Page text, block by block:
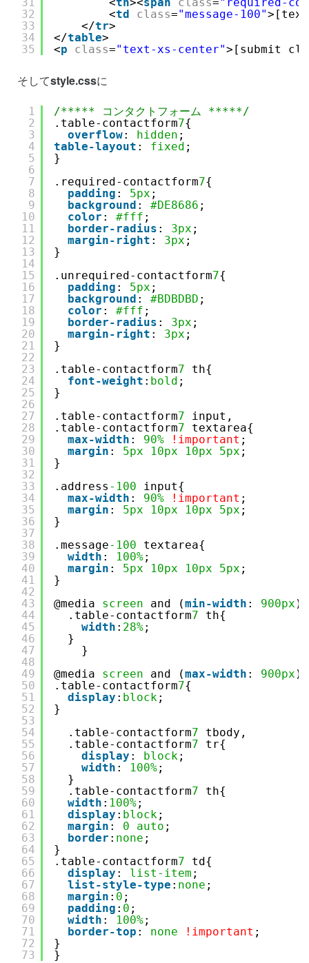
31
32
33
34
35
<th><span class="required-
<td class="message-100"
</tr>
</table>
<p class="text-xs-center">[submit
そしてstyle.cssに
1
2
3
4
5
6
7
8
9
10
11
12
13
14
15
16
17
18
19
20
21
22
23
24
25
26
27
28
29
30
31
32
33
34
35
36
37
38
39
40
41
42
43
44
45
46
47
48
49
50
51
52
53
54
55
56
57
58
59
60
61
62
63
64
65
66
67
68
69
70
71
72
73
/***** コンタクトフォーム *****/
.table-contactform7{
overflow: hidden ;
table-layout : fixed ;
}
.required-contactform7{
padding : 5px ;
background : #DE8686 ;
color : #fff ;
border-radius : 3px ;
margin-right : 3px ;
}
.unrequired-contactform7{
padding : 5px ;
background : #BDBDBD ;
color : #fff ;
border-radius : 3px ;
margin-right : 3px ;
}
.table-contactform7
th{
font-weight : bold ;
}
.table-contactform7
input,
.table-contactform7
textarea{
max-width : 90% !important ;
margin : 5px 10px 10px 5px ;
}
.address -100
input{
max-width : 90% !important ;
margin : 5px 10px 10px 5px ;
}
.message-100
textarea{
width : 100%;
margin : 5px 10px 10px 5px ;
}
@media screen and (min-width : 900px ){
.table-contactform7
th{
width : 28%;
}
}
@media screen and (max-width : 900px ){
.table-contactform7{
display : block;
}
.table-contactform7
tbody,
.table-contactform7
tr{
display : block;
width : 100%;
}
.table-contactform7
th{
width : 100%;
display : block;
margin : 0 auto ;
border : none ;
}
.table-contactform7
td{
display : list-item ;
list-style-type : none ;
margin : 0 ;
padding : 0 ;
width : 100%;
border-top : none !important ;
}
}